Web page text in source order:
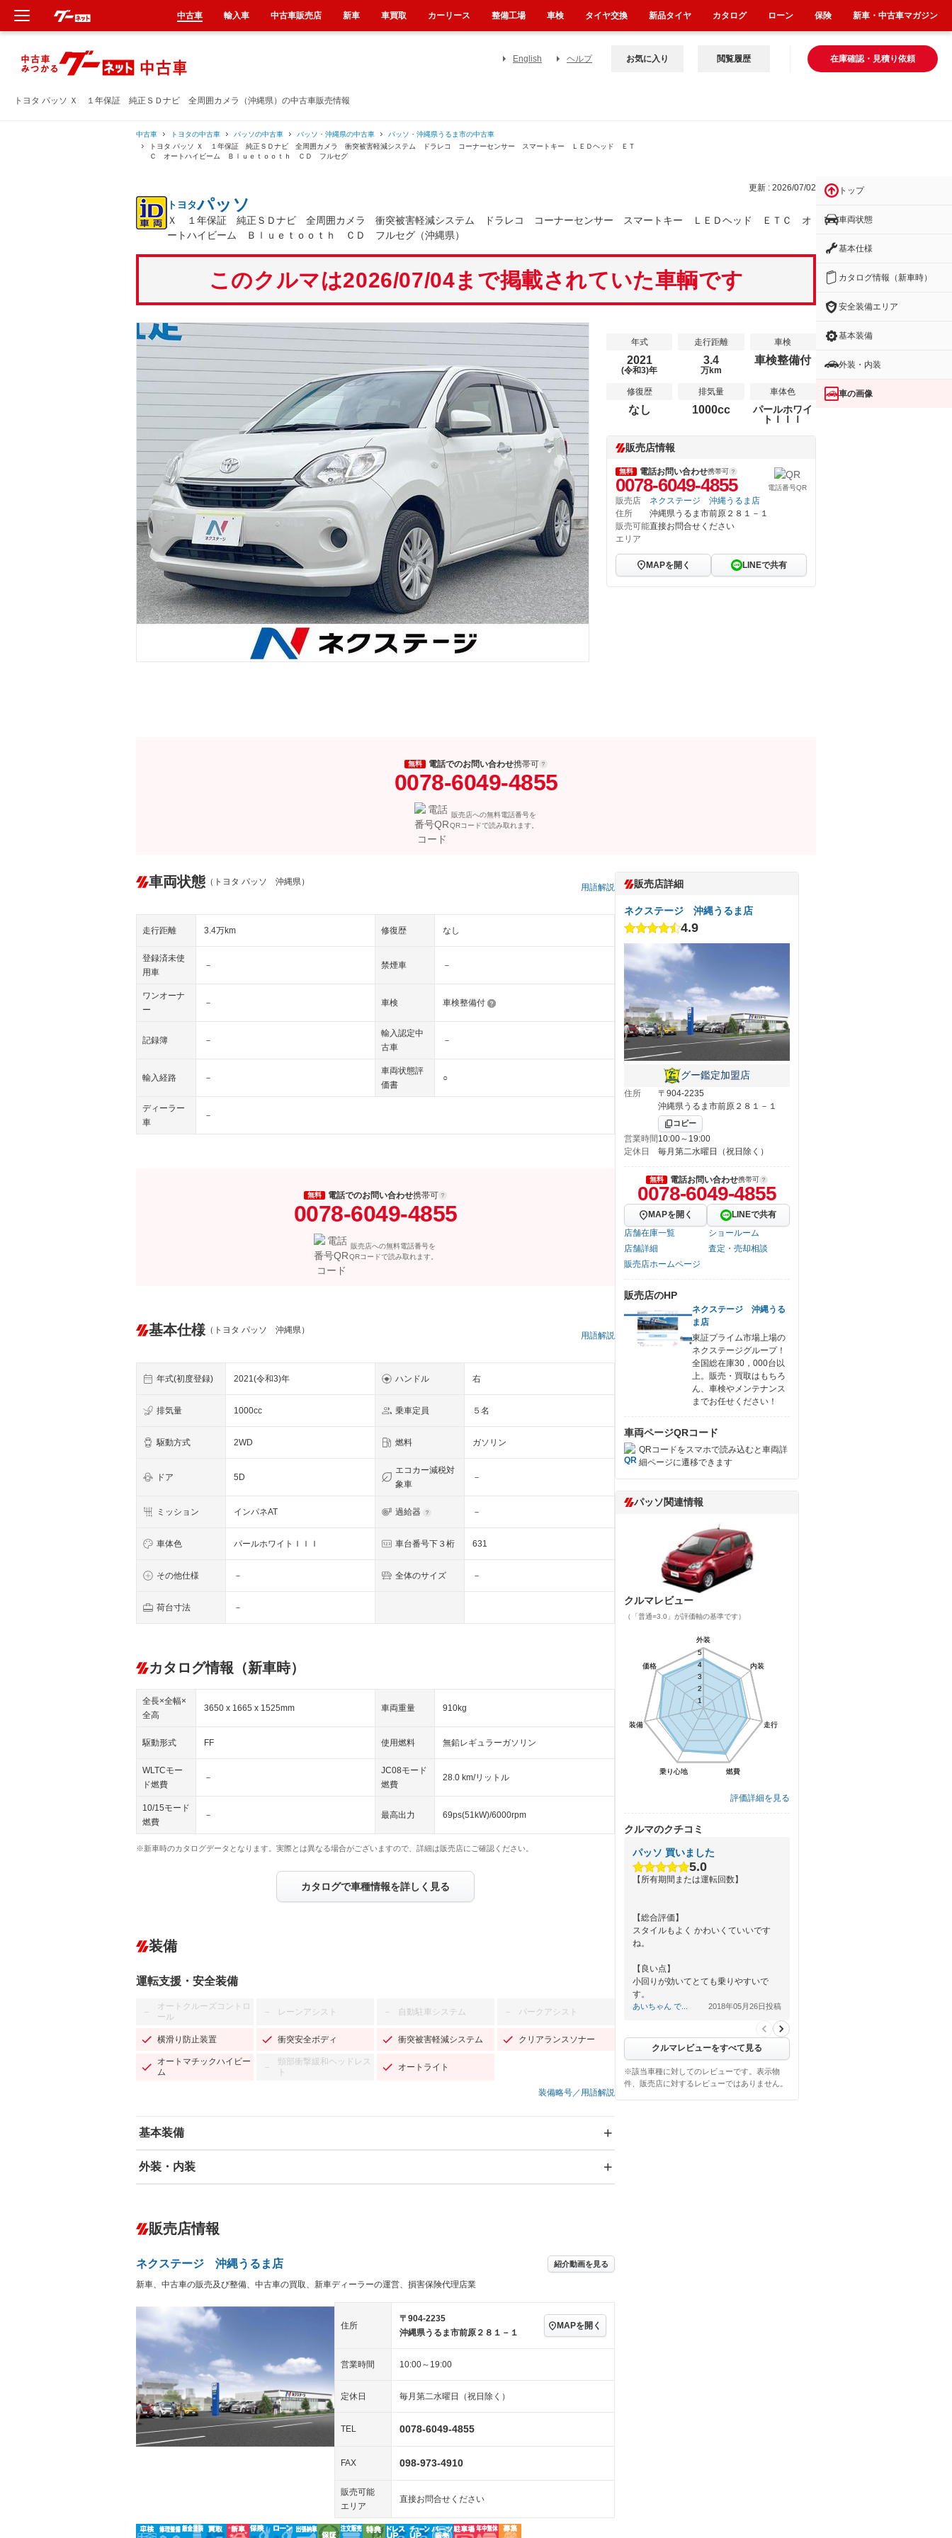
トヨタ パッソ Ｘ １年保証 純正ＳＤナビ 全周囲カメラ（沖縄県）の中古車販売情報
English ヘルプ 在庫確認・見積り依頼
お気に入り 閲覧履歴
中古車 トヨタの中古車 パッソの中古車 パッソ・沖縄県の中古車
パッソ・沖縄県うるま市の中古車
トヨタ パッソ Ｘ １年保証 純正ＳＤナビ 全周囲カメラ 衝突被害軽減システム ドラレコ コーナーセンサー スマートキー ＬＥＤヘッド ＥＴ
Ｃ オートハイビーム Ｂｌｕｅｔｏｏｔｈ ＣＤ フルセグ
更新 : 2026/07/02
トヨタパッソ
Ｘ １年保証 純正ＳＤナビ 全周囲カメラ 衝突被害軽減システム ドラレコ コーナーセンサー スマートキー ＬＥＤヘッド ＥＴＣ オ
ートハイビーム Ｂｌｕｅｔｏｏｔｈ ＣＤ フルセグ（沖縄県）
このクルマは2026/07/04まで掲載されていた車輌です
年式
2021
(令和3)年
走行距離
3.4
万km
車検
車検整備付
修復歴
なし
排気量
1000cc
車体色
パールホワイ
トＩＩＩ
販売店情報
無料 電話お問い合わせ携帯可
0078-6049-4855 電話番号QR
販売店
ネクステージ 沖縄うるま店
住所
沖縄県うるま市前原２８１－１
販売可能
エリア
直接お問合せください
MAPを開く LINEで共有
無料 電話でのお問い合わせ携帯可
0078-6049-4855
販売店への無料電話番号を
QRコードで読み取れます。
車両状態 （トヨタ パッソ 沖縄県）
用語解説
走行距離 3.4万km 修復歴 なし
登録済未使
用車
－ 禁煙車 －
ワンオーナ
ー
－ 車検 車検整備付
記録簿 －
輸入認定中
古車
－
輸入経路 －
車両状態評
価書
○
ディーラー
車
－
無料 電話でのお問い合わせ携帯可
0078-6049-4855
販売店への無料電話番号を
QRコードで読み取れます。
基本仕様 （トヨタ パッソ 沖縄県）
用語解説
年式(初度登録) 2021(令和3)年 ハンドル 右
排気量 1000cc 乗車定員 ５名
駆動方式 2WD 燃料 ガソリン
ドア 5D
エコカー減税対
象車
－
ミッション インパネAT 過給器 －
車体色 パールホワイトＩＩＩ 車台番号下３桁 631
その他仕様 － 全体のサイズ －
荷台寸法 －
カタログ情報（新車時）
全長×全幅×
全高
3650 x 1665 x 1525mm 車両重量 910kg
駆動形式 FF 使用燃料 無鉛レギュラーガソリン
WLTCモー
ド燃費
－
JC08モード
燃費
28.0 km/リットル
10/15モード
燃費
－ 最高出力 69ps(51kW)/6000rpm
※新車時のカタログデータとなります。実際とは異なる場合がございますので、詳細は販売店にご確認ください。
カタログで車種情報を詳しく見る
装備
運転支援・安全装備
－
オートクルーズコントロ
ール
－ レーンアシスト － 自動駐車システム － パークアシスト
横滑り防止装置 衝突安全ボディ 衝突被害軽減システム クリアランスソナー
オートマチックハイビー
ム
－
頸部衝撃緩和ヘッドレス
ト
オートライト
装備略号／用語解説
基本装備
エアバッグ：運転席/助手席
－ ダウンヒルアシストコントロール
Bluetooth接続 － 100V電源 センターデフロック
装備略号／用語解説
外装・内装
オーディオ：CDまたはCDチェンジャー／ミュージック
プレイヤー接続可
－
ヘッドライトウォッシャ
ー
－ 革シート キーレス
LEDヘッドランプ － HID(キセノンライト) － ポータブルナビ
スマートキー ローダウン
－ ランフラットタイヤ 3列シート ベンチシート
－ フルフラットシート － チップアップシート オットマン
－ シートヒーター － ウォークスルー 後席モニター
－ フロントカメラ － シートエアコン
－ ルーフレール
販売店情報
ネクステージ 沖縄うるま店 紹介動画を見る
新車、中古車の販売及び整備、中古車の買取、新車ディーラーの運営、損害保険代理店業
住所
〒904-2235
沖縄県うるま市前原２８１－１
MAPを開く
営業時間 10:00～19:00
定休日 毎月第二水曜日（祝日除く）
TEL 0078-6049-4855
FAX 098-973-4910
販売可能
エリア
直接お問合せください
販売店詳細
ネクステージ 沖縄うるま店
4.9
グー鑑定加盟店
住所
〒904-2235
沖縄県うるま市前原２８１－１
コピー
営業時間10:00～19:00
定休日
毎月第二水曜日（祝日除く）
無料 電話お問い合わせ携帯可
0078-6049-4855
MAPを開く
LINEで共有
店舗在庫一覧
ショールーム
店舗詳細
査定・売却相談
販売店ホームページ
販売店のHP
ネクステージ 沖縄うる
ま店
東証プライム市場上場の
ネクステージグループ！
全国総在庫30，000台以
上。販売・買取はもちろ
ん、車検やメンテナンス
までお任せください！
車両ページQRコード
QRコードをスマホで読み込むと車両詳
細ページに遷移できます
パッソ関連情報
クルマレビュー
（「普通=3.0」が評価軸の基準です）
外装
内装
走行
燃費
乗り心地
装備
価格
1
2
3
4
5
外装
内装
走行
燃費
乗り心地
装備
価格
1
2
3
4
5
評価詳細を見る
クルマのクチコミ
パッソ 買いました
5.0
【所有期間または運転回数】
【総合評価】
スタイルもよく かわいくていいです
ね。
【良い点】
小回りが効いてとても乗りやすいで
す。
あいちゃん で... 2018年05月26日投稿
クルマレビューをすべて見る
※該当車種に対してのレビューです。表示物
件、販売店に対するレビューではありません。
トップ
車両状態
基本仕様
カタログ情報（新車時）
安全装備エリア
基本装備
外装・内装
車の画像
中古車 輸入車 中古車販売店 新車 車買取 カーリース 整備工場 車検 タイヤ交換 新品タイヤ カタログ ローン 保険 新車・中古車マガジン
新車
中古車